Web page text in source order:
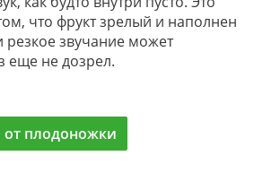
что фрукт зрелый и наполнен
резкое звучание может
еще не дозрел.
от плодоножки